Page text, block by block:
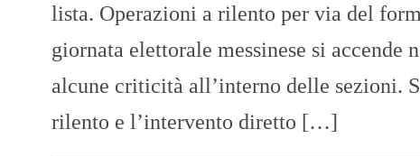
lista. Operazioni a rilento per via del
giornata elettorale messinese si accende
alcune criticità all’interno delle sezioni.
rilento e l’intervento diretto […]